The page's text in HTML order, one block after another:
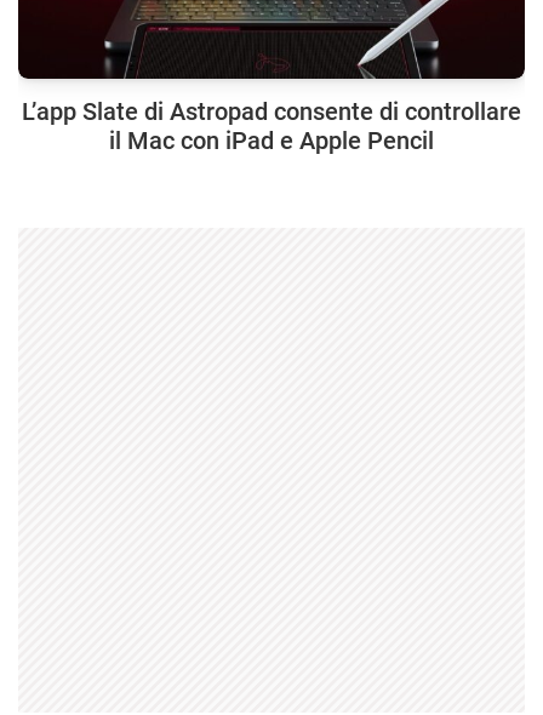
L’app Slate di Astropad consente di controllare
il Mac con iPad e Apple Pencil